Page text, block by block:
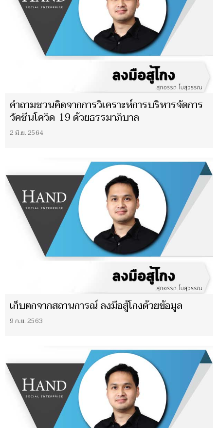
คำถามชวนคิดจากการวิเคราะห์การบริหารจัดการ
วัคซีนโควิด-19 ด้วยธรรมาภิบาล
2 มิ.ย. 2564
เก็บตกจากสถานการณ์ ลงมือสู้โกงด้วยข้อมูล
9 ก.ย. 2563